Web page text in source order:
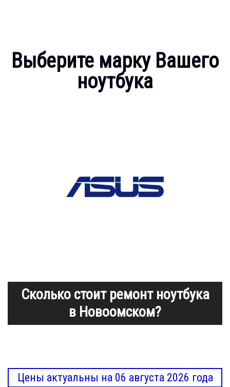
Выберите марку Вашего
ноутбука
Сколько стоит ремонт ноутбука
в Новоомском?
Цены актуальны на 06 августа 2026 года